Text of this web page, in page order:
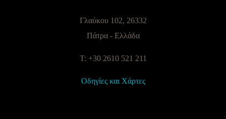
Γλαύκου 102, 26332
Πάτρα - Ελλάδα
T: +30 2610 521 211
Οδηγίες και Χάρτες